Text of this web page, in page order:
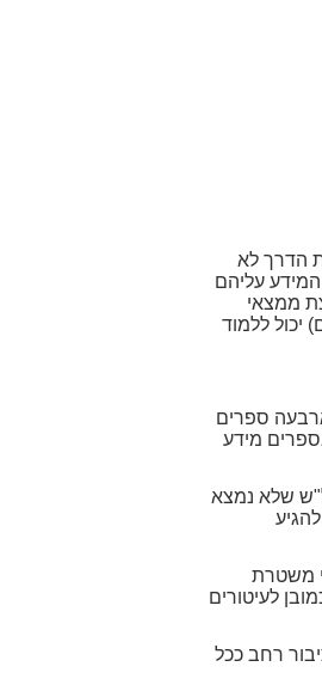
הדרך לא
עליהם
ממצאי
ללמוד
ספרים
מידע
שלא נמצא
משטרת
לעיטורים
רחב ככל